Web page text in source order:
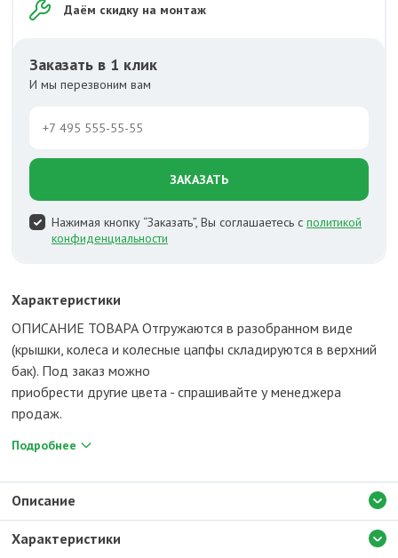
Даём скидку на монтаж
Заказать в 1 клик
И мы перезвоним вам
ЗАКАЗАТЬ
Нажимая кнопку “Заказать”, Вы соглашаетесь с политикой
конфиденциальности
Характеристики
ОПИСАНИЕ ТОВАРА Отгружаются в разобранном виде
(крышки, колеса и колесные цапфы складируются в верхний
бак). Под заказ можно
приобрести другие цвета - спрашивайте у менеджера
продаж.
Подробнее
Описание
Характеристики